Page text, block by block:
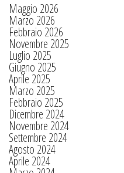
Maggio 2026
Marzo 2026
Febbraio 2026
Novembre 2025
Luglio 2025
Giugno 2025
Aprile 2025
Marzo 2025
Febbraio 2025
Dicembre 2024
Novembre 2024
Settembre 2024
Agosto 2024
Aprile 2024